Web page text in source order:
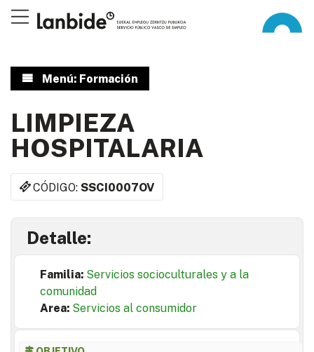
Menú: Formación
LIMPIEZA
HOSPITALARIA
CÓDIGO:SSCI0007OV
Detalle:
Familia: Servicios socioculturales y a la
comunidad
Area: Servicios al consumidor